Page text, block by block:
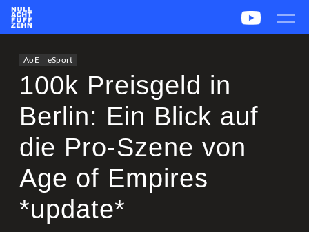
PUBG OP.GG PUBG Report
AoE eSport
100k Preisgeld in
Berlin: Ein Blick auf
die Pro-Szene von
Age of Empires
*update*